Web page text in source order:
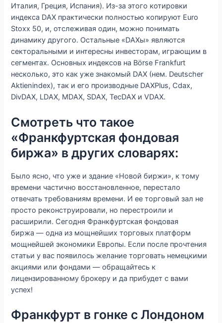
Италия, Греция, Испания). Из-за этого котировки
индекса DAX практически полностью копируют Euro
Stoxx 50, и, отслеживая один, можно понимать
динамику другого. Остальные «DAXы» являются
секторальными и интересны инвесторам, играющим в
сегментах. Основных индексов на Börse Frankfurt
несколько, это как уже знакомый DAX (нем. Deutscher
Aktienindex), так и его производные DAXPlus, Cdax,
DivDAX, LDAX, MDAX, SDAX, TecDAX и VDAX.
Смотреть что такое
«Франкфуртская фондовая
биржа» в других словарях:
Было ясно, что уже и здание «Новой биржи», к тому
времени частично восстановленное, перестало
отвечать требованиям времени. И ее торговый зал не
просто реконструировали, но перестроили и
расширили. Сегодня Франкфуртская фондовая
биржа — одна из мощнейших торговых платформ
мощнейшей экономики Европы. Если после прочтения
статьи у вас появилось желание торговать немецкими
акциями или фондами — обращайтесь к
лицензированному брокеру и да прибудет с вами
успех!
Франкфурт в гонке с Лондоном